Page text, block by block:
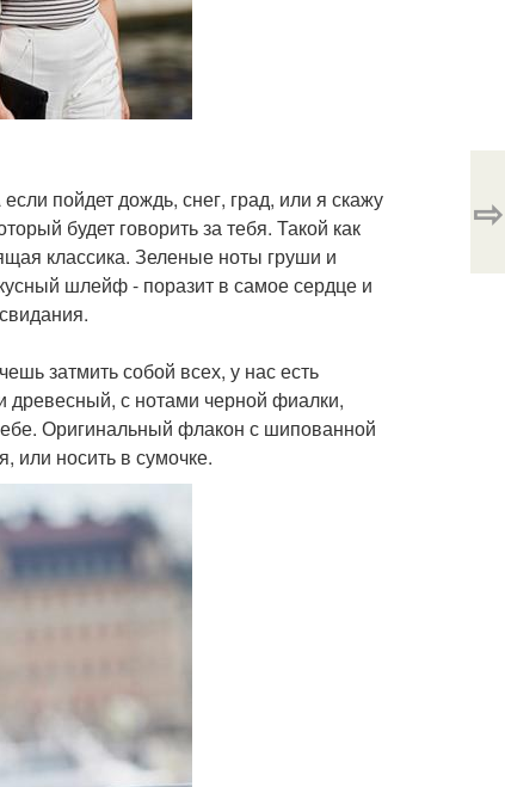
пойдет дождь, снег, град, или я скажу
будет говорить за тебя. Такой как
классика. Зеленые ноты груши и
шлейф - поразит в самое сердце и
затмить собой всех, у нас есть
с нотами черной фиалки,
Оригинальный флакон с шипованной
или носить в сумочке.
⇨